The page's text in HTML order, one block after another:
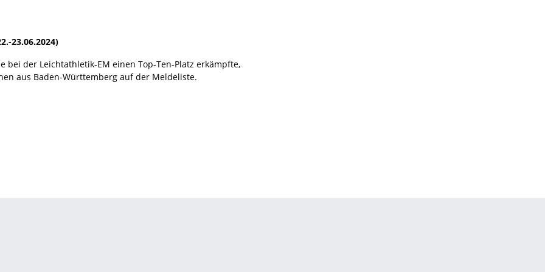
23.06.2024)
bei der Leichtathletik-EM einen Top-Ten-Platz erkämpfte,
aus Baden-Württemberg auf der Meldeliste.